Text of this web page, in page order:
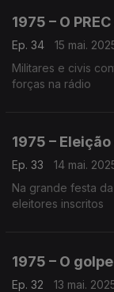
1975 – O
Ep. 34
15 mai.
Militares e civis
forças na rádio
1975 –
Ep. 33
14 mai.
Na grande festa
eleitores inscritos
1975 – O
Ep. 32
13 mai.